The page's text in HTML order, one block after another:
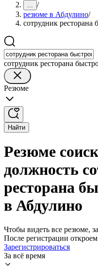
... /
резюме в Абдулино/
сотрудник ресторана
сотрудник ресторана
Резюме
Найти
Резюме
должность
ресторана
в Абдулино
Чтобы видеть все резюме,
После регистрации
Зарегистрироваться
За всё время